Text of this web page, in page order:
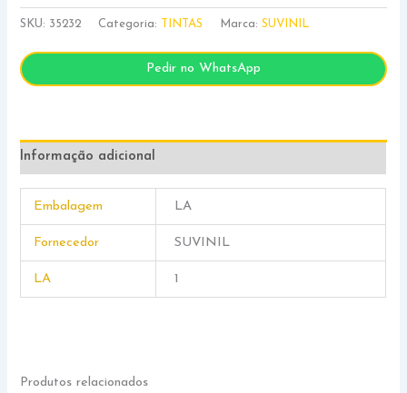
SKU: 35232 Categoria: TINTAS Marca:SUVINIL
Pedir no WhatsApp
Informação adicional
Embalagem LA
Fornecedor SUVINIL
LA 1
Produtos relacionados